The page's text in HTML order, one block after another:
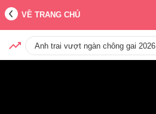
VỀ TRANG CHỦ
Anh trai vượt ngàn chông gai 2026